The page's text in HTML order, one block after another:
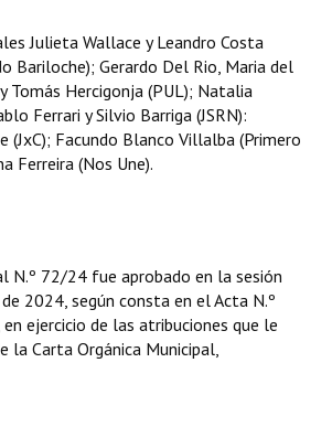
Julieta Wallace y Leandro Costa
Bariloche); Gerardo Del Rio, Maria del
Tomás Hercigonja (PUL); Natalia
Ferrari y Silvio Barriga (JSRN):
(JxC); Facundo Blanco Villalba (Primero
Ferreira (Nos Une).
N.º 72/24 fue aprobado en la sesión
2024, según consta en el Acta N.º
ejercicio de las atribuciones que le
la Carta Orgánica Municipal,